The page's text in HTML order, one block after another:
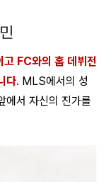
FC와의 홈 데뷔전
다. MLS에서의 성
에서 자신의 진가를